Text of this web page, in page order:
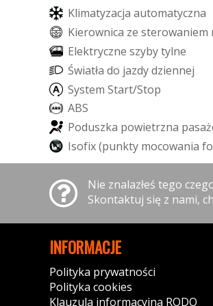
Klimatyzacja automatyczna
Kierownica ze sterowaniem
Elektryczne szybytylne
Światła do jazdydziennej
System Start/Stop
ABS
Poduszka powietrzna pasaż
Isofix(punkty mocowania fo
Nie znalazłeś tego
Skontaktuj się z nami,
INFORMACJE
Polityka prywatności
Polityka cookies
Klauzula informacyjna RODO